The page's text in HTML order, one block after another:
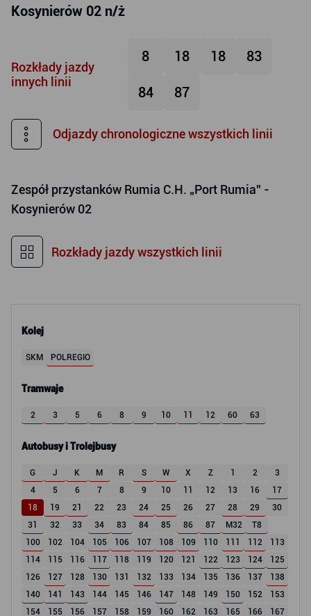
Kolej
SKM POLREGIO
Tramwaje
2 3 5 6 8 9 10 11 12 60 63
Autobusy i Trolejbusy
G J K M R S W X Z 1 2
3
4
5 6 7 8 9 10 11 12 13 16
17
18
19 21 22 23 24 25 26 27 28 29
30
31
32 33 34 83 84 85 86 87 M32
T8
100
102 104 105 106 107 108 109 110 111 112
113
114
115 116 117 118 119 120 121 122 123 124
125
126
127 128 130 131 132 133 134 135 136 137
138
140
141 143 144 145 146 147 148 149 150 152
153
154
155 156 157 158 159 160 162 163 165 166
167
Kosynierów 02 n/ż
Rozkłady jazdy
innych linii
8 18 18 83
84 87
Odjazdy chronologiczne wszystkich linii
Zespół przystanków Rumia C.H. „Port Rumia” -
Kosynierów 02
Rozkłady jazdy wszystkich linii